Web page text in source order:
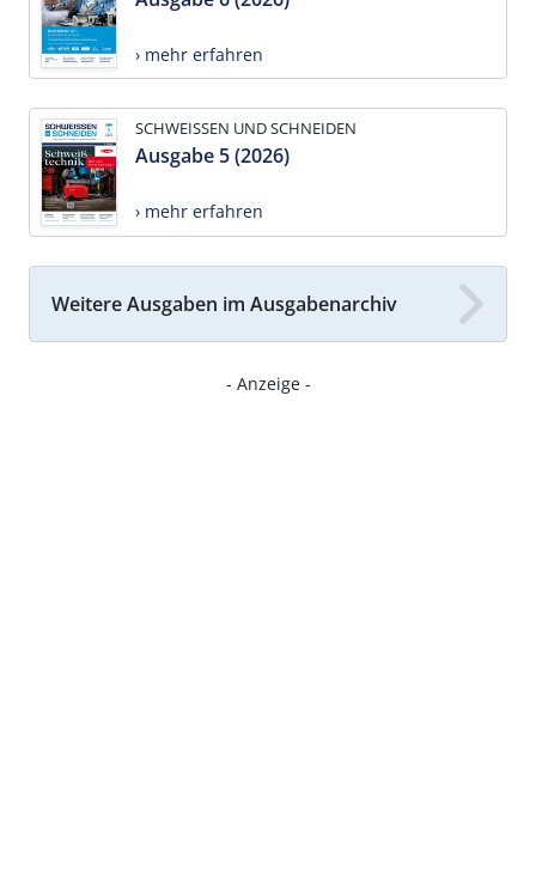
› mehr erfahren
SCHWEISSEN UND SCHNEIDEN
Ausgabe 5 (2026)
› mehr erfahren
Weitere Ausgaben im Ausgabenarchiv
- Anzeige -